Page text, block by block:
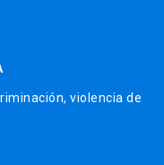
violencia de